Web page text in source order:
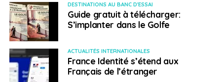
DESTINATIONS AU BANC D'ESSAI
Guide gratuit à télécharger:
S’implanter dans le Golfe
ACTUALITÉS INTERNATIONALES
France Identité s’étend aux
Français de l’étranger